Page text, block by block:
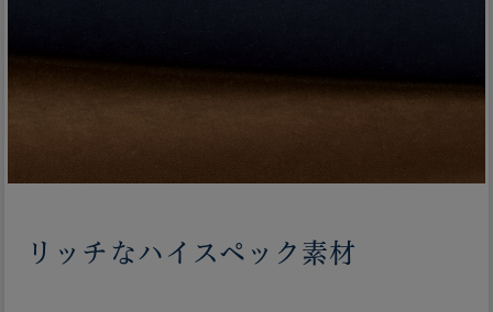
リッチなハイスペック素材